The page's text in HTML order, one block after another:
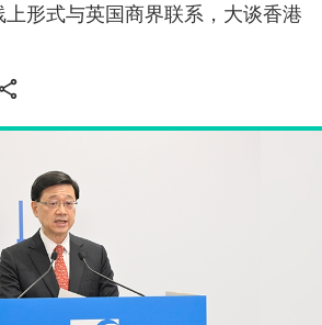
形式与英国商界联系，大谈香港